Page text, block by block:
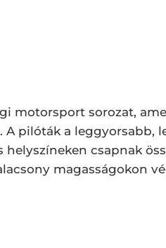
motorsport sorozat,
pilóták a leggyorsabb,
csapnak
magasságokon